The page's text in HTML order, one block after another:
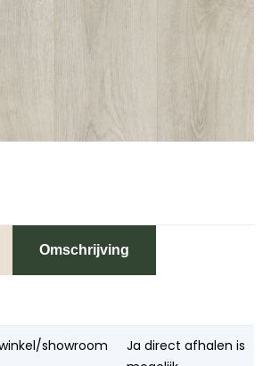
Omschrijving
showroom
Ja direct afhalen is